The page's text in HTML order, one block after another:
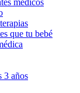
que tu bebé
3 años